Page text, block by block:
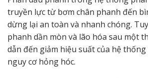
truyền lực từ bơm chân phanh đến
dừng lại an toàn và nhanh chóng.
phanh dần mòn và lão hóa sau một
dẫn đến giảm hiệu suất của hệ
nguy cơ hỏng hóc.